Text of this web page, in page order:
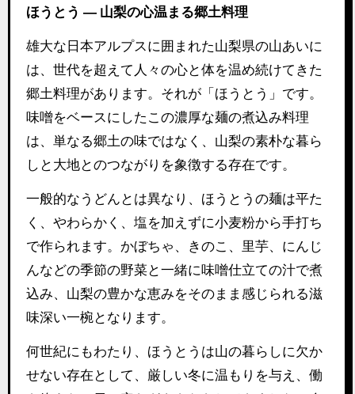
ほうとう ― 山梨の心温まる郷土料理
雄大な日本アルプスに囲まれた山梨県の山あいに
は、世代を超えて人々の心と体を温め続けてきた
郷土料理があります。それが「ほうとう」です。
味噌をベースにしたこの濃厚な麺の煮込み料理
は、単なる郷土の味ではなく、山梨の素朴な暮ら
しと大地とのつながりを象徴する存在です。
一般的なうどんとは異なり、ほうとうの麺は平た
く、やわらかく、塩を加えずに小麦粉から手打ち
で作られます。かぼちゃ、きのこ、里芋、にんじ
んなどの季節の野菜と一緒に味噌仕立ての汁で煮
込み、山梨の豊かな恵みをそのまま感じられる滋
味深い一椀となります。
何世紀にもわたり、ほうとうは山の暮らしに欠か
せない存在として、厳しい冬に温もりを与え、働